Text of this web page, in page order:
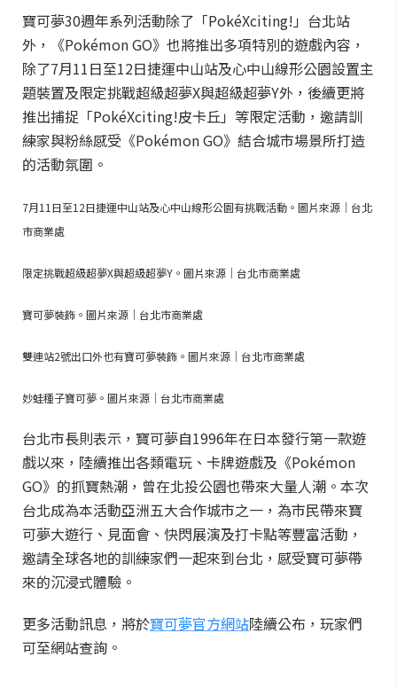
寶可夢30週年系列活動除了「PokéXciting!」台北站
外，《Pokémon GO》也將推出多項特別的遊戲內容，
除了7月11日至12日捷運中山站及心中山線形公園設置主
題裝置及限定挑戰超級超夢X與超級超夢Y外，後續更將
推出捕捉「PokéXciting!皮卡丘」等限定活動，邀請訓
練家與粉絲感受《Pokémon GO》結合城市場景所打造
的活動氛圍。
7月11日至12日捷運中山站及心中山線形公園有挑戰活動。圖片來源｜台北
市商業處
限定挑戰超級超夢X與超級超夢Y。圖片來源｜台北市商業處
寶可夢裝飾。圖片來源｜台北市商業處
雙連站2號出口外也有寶可夢裝飾。圖片來源｜台北市商業處
妙蛙種子寶可夢。圖片來源｜台北市商業處
台北市長則表示，寶可夢自1996年在日本發行第一款遊
戲以來，陸續推出各類電玩、卡牌遊戲及《Pokémon
GO》的抓寶熱潮，曾在北投公園也帶來大量人潮。本次
台北成為本活動亞洲五大合作城市之一，為市民帶來寶
可夢大遊行、見面會、快閃展演及打卡點等豐富活動，
邀請全球各地的訓練家們一起來到台北，感受寶可夢帶
來的沉浸式體驗。
更多活動訊息，將於寶可夢官方網站陸續公布，玩家們
可至網站查詢。